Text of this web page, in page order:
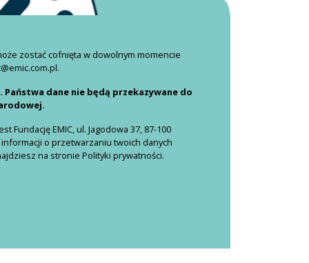
zostać cofnięta w dowolnym momencie
dane nie będą przekazywane do
Fundację EMIC, ul. Jagodowa 37, 87-100
o przetwarzaniu twoich danych
na stronie Polityki prywatności.